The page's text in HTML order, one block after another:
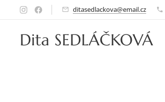
ditasedlackova@email.cz
Dita SEDLÁČKOVÁ